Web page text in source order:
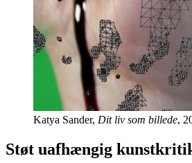
Katya Sander, Dit liv som billede,
Støt uafhængig